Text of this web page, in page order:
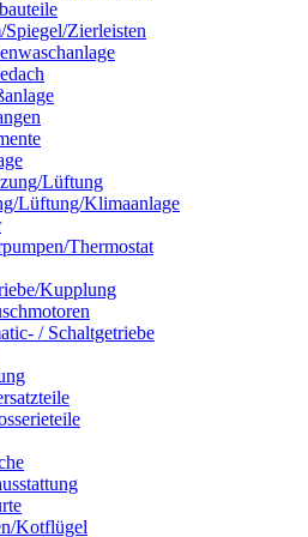
Spiegel/Zierleisten
Lüftung
Lüftung/Klimaanlage
Thermostat
Kupplung
/ Schaltgetriebe
Kotflügel